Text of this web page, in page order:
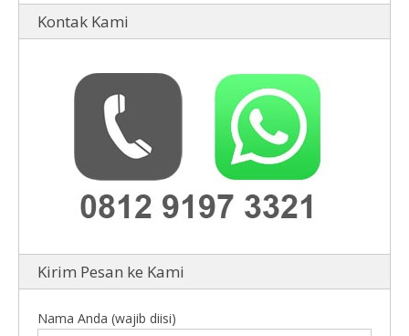
Kontak Kami
Kirim Pesan ke Kami
Nama Anda (wajib diisi)